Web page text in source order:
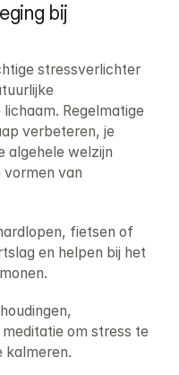
bij
stressverlichter
Regelmatige
verbeteren, je
algehele welzijn
van
fietsen of
en helpen bij het
om stress te
kalmeren.